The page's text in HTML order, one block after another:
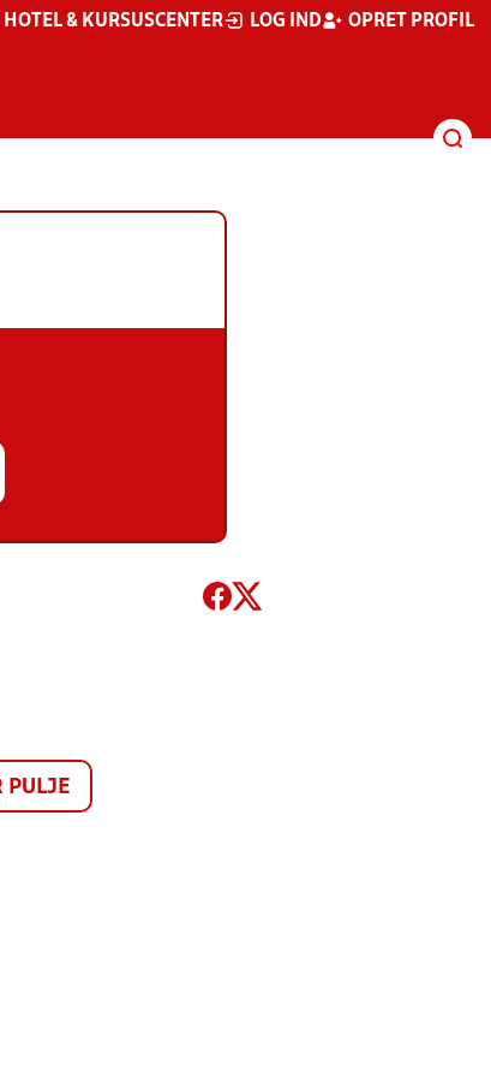
HOTEL & KURSUSCENTER LOG IND OPRET PROFIL
PULJE